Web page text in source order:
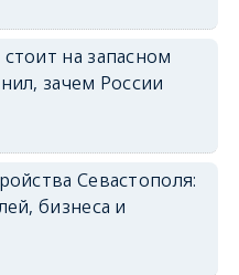
на запасном
зачем России
Севастополя:
бизнеса и